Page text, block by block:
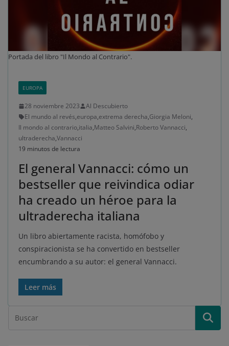
Portada del libro "Il Mondo al Contrario".
EUROPA
28 noviembre 2023
Al Descubierto
El mundo al revés,europa,extrema derecha,Giorgia Meloni,
Il mondo al contrario,italia,Matteo Salvini,Roberto Vannacci,
ultraderecha,Vannacci
19 minutos de lectura
El general Vannacci: cómo un
bestseller que reivindica odiar
ha creado un héroe para la
ultraderecha italiana
Un libro abiertamente racista, homófobo y
conspiracionista se ha convertido en bestseller
encumbrando a su autor: el general Vannacci.
Leer más